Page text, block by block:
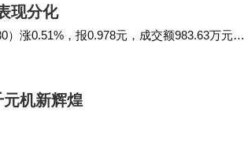
供应商资质审核到资金流向监控形成
立亿元级消费者保障基金。通过区块
现分化
涨0.51%，报0.978元，成交额983.63万元。
机新辉煌